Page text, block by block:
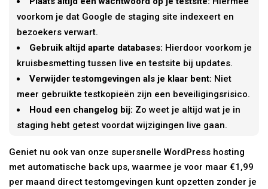
voorkom je dat Google de staging site indexeert en
bezoekers verwart.
Gebruik altijd aparte databases: Hierdoor voorkom je
kruisbesmetting tussen live en testsite bij updates.
Verwijder testomgevingen als je klaar bent: Niet
meer gebruikte testkopieën zijn een beveiligingsrisico.
Houd een changelog bij: Zo weet je altijd wat je in
staging hebt getest voordat wijzigingen live gaan.
Geniet nu ook van onze supersnelle WordPress hosting
met automatische back ups, waarmee je voor maar €1,99
per maand direct testomgevingen kunt opzetten zonder je